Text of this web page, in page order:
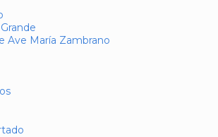
Ave María Zambrano